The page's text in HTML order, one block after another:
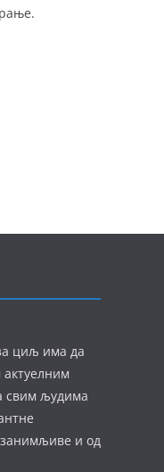
циљ има да
свим људима
и од